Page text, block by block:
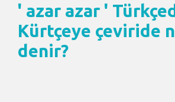
' azar azar '
Kürtçeye çeviride
denir?